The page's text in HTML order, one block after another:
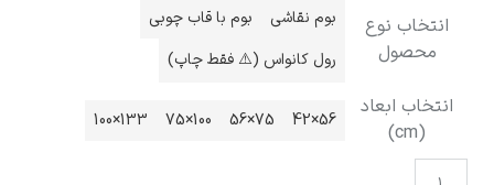
کامی پیسارو
بوم نقاشی
بوم با قاب چوبی
رول کانواس (⚠️ فقط چاپ)
75×56
100×75
133×100